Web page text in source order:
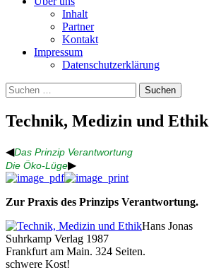
Inhalt
Partner
Kontakt
Impressum
Datenschutzerklärung
Suchen
nach:
Technik, Medizin und Ethik
◀Das Prinzip Verantwortung
Die Öko-Lüge▶
Zur Praxis des Prinzips Verantwortung.
Hans Jonas
Suhrkamp Verlag 1987
Frankfurt am Main. 324 Seiten.
schwere Kost!